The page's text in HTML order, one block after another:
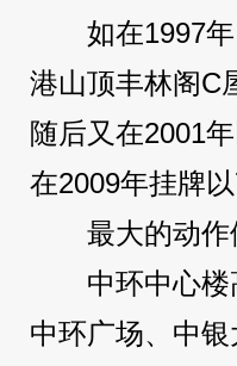
如在1997
港山顶丰林阁C
随后又在2001
在2009年挂牌
最大的动
中环中心
中环广场、中